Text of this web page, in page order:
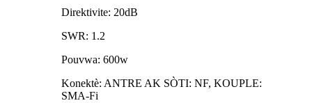
Direktivite: 20dB
SWR: 1.2
Pouvwa: 600w
Konektè: ANTRE AK SÒTI: NF, KOUPLE:
SMA-Fi